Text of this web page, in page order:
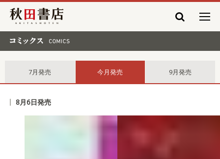
秋田書店
7月発売 今月発売 9月発売
8月6日発売